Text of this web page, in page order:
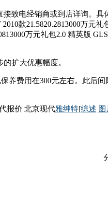
致电经销商或到店详询。具
款21.5820.2813000万元礼
万元礼包2.0 精英版
扩大优惠幅度。
养费用在300元左右。此后间
报价 北京现代雅绅特[综述 图